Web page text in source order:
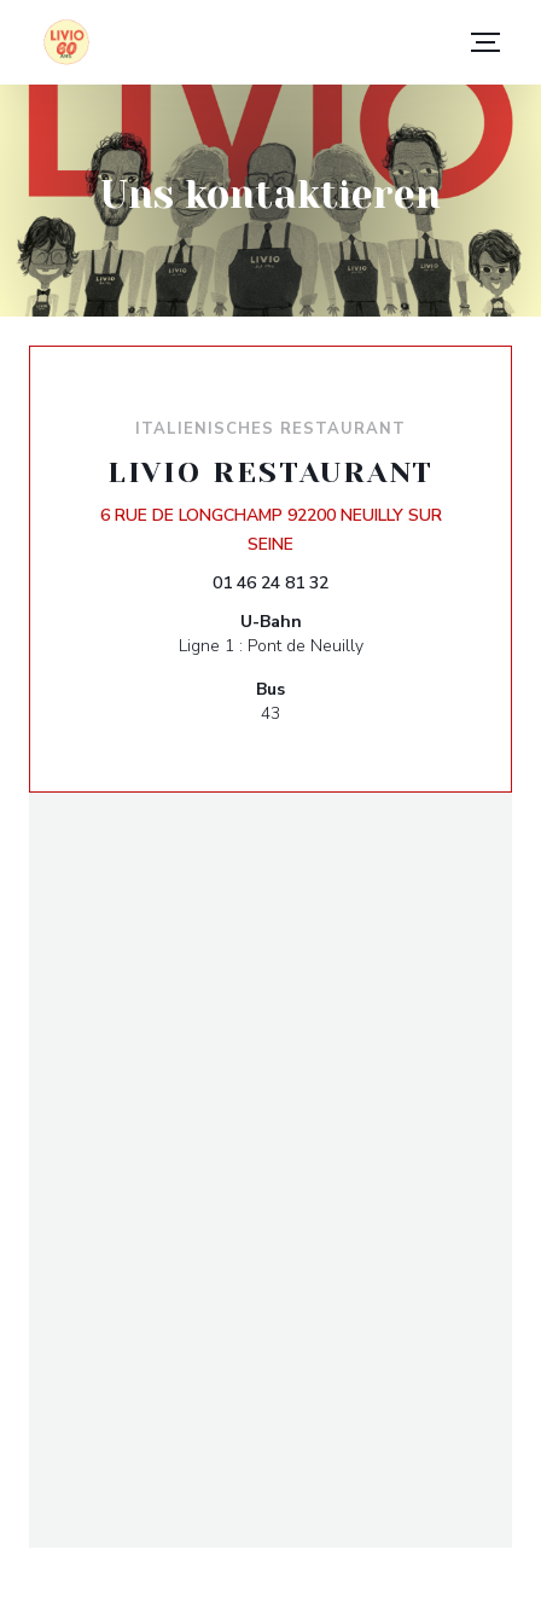
Uns kontaktieren
ITALIENISCHES RESTAURANT
LIVIO RESTAURANT
6 RUE DE LONGCHAMP 92200 NEUILLY SUR
SEINE((öffnet ein neues Fenster))
01 46 24 81 32
U-Bahn
Ligne 1 : Pont de Neuilly
Bus
43